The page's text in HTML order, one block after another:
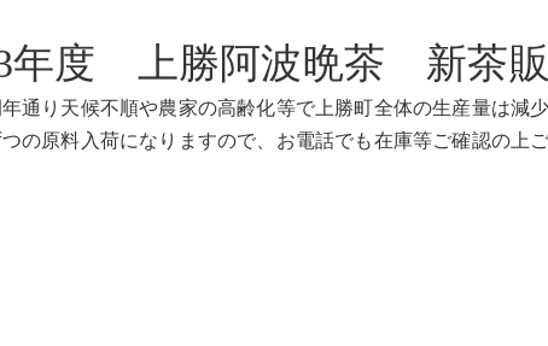
上勝阿波晩茶 新茶販
順や農家の高齢化等で上勝町全体の生産量は減少
になりますので、お電話でも在庫等ご確認の上ご